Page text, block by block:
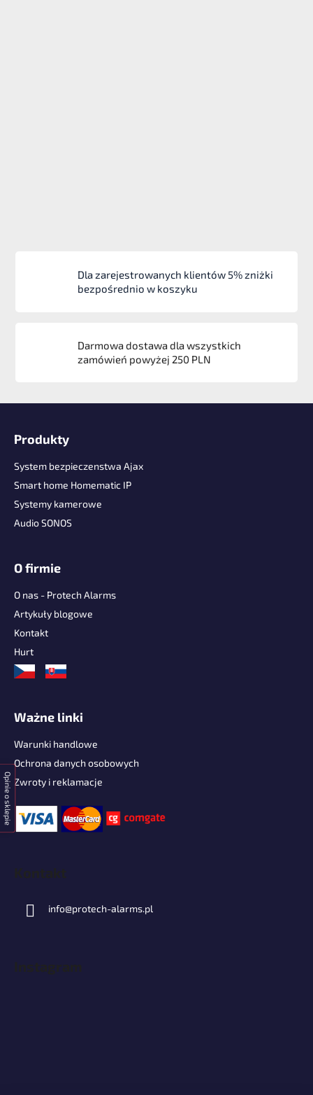
Opinie o sklepie
Dla zarejestrowanych klientów 5% zniżki
bezpośrednio w koszyku
Darmowa dostawa dla wszystkich
zamówień powyżej 250 PLN
Produkty
System bezpieczenstwa Ajax
Smart home Homematic IP
Systemy kamerowe
Audio SONOS
O firmie
O nas - Protech Alarms
Artykuły blogowe
Kontakt
Hurt
Ważne linki
Warunki handlowe
Ochrona danych osobowych
Zwroty i reklamacje
Kontakt
info@protech-alarms.pl
Instagram